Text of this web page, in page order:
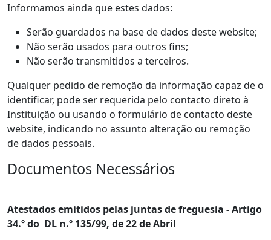
Informamos ainda que estes dados:
Serão guardados na base de dados deste website;
Não serão usados para outros fins;
Não serão transmitidos a terceiros.
Qualquer pedido de remoção da informação capaz de o
identificar, pode ser requerida pelo contacto direto à
Instituição ou usando o formulário de contacto deste
website, indicando no assunto alteração ou remoção
de dados pessoais.
Documentos Necessários
Atestados emitidos pelas juntas de freguesia - Artigo
34.º do DL n.º 135/99, de 22 de Abril